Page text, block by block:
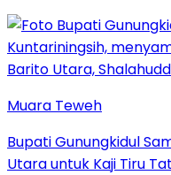
Muara Teweh
Bupati Gunungkidul
Utara untuk Kaji Tiru